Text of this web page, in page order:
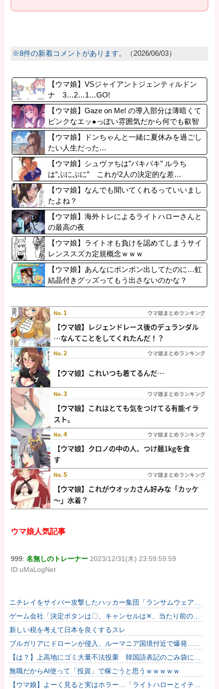
※8件の新着コメントがあります。 （2026/06/03）
【ウマ娘】VSジャイアントジェンティルドン
ナ 3…2…1…GO!
【ウマ娘】Gaze on Me! の導入部分は薄暗くて
ピンクなエッ●っぽい雰囲気だから何でも叡智
に見えるよね。
【ウマ娘】ドンちゃんと一緒に夏休みを過ごし
たい人生だった…
【ウマ娘】シュヴァちは”バキバキ” ルラち
は”ぷにぷに” これが2人の決定的な差…
【ウマ娘】なんでも聞いてくれるっていいまし
たよね？
【ウマ娘】海外トレによるライトハローさんと
の最高の夜
【ウマ娘】ライトオも負けを認めてしまうサイ
レンススズカ定規概念ｗｗｗ
【ウマ娘】あんなにポンポン出してたのに…虹
結晶付きグッズってもう出さないのかな？
ウマ娘人気記事
999:名無しのトレーナー 2023/12/31(木) 23:59:59.59
ID:uMaLogNet
ニチレイをサイバー攻撃したハッカー集団「ランサムウェア」
個人情報など20万件以上をダークウェブ上に公開か
ゲーム会社「決定ボタンは〇、キャンセルは✕、当たり前の
話」→ ゲーム会社「今日から決定ボタンは✕にしまー
す！！！」
新しい税を考えて日本を良くするスレ
ブルガリアにドローンが侵入、ルーマニア国境付近で爆発…当
局「ウクライナ軍がよく使う機種」！
【は？】上高地にゴミ大量不法投棄 韓国語表記のごみ袋に紙
やプラスチック、缶、瓶などが混在 生肉やキムチ、ラーメン
などさま...
無職だからAI使って「投資」で稼ごうと思うｗｗｗｗｗ
【ウマ娘】よーく見ると実はホラー…「ライトハローとイチャ